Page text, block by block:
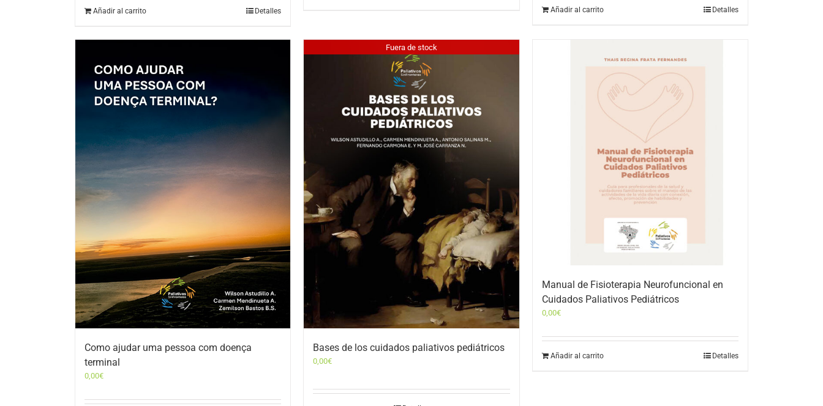
Añadir al carrito Detalles Añadir al carrito Detalles
Como ajudar uma pessoa com doença
terminal
0,00€
Fuera de stock
Bases de los cuidados paliativos pediátricos
0,00€
Manual de Fisioterapia Neurofuncional en
Cuidados Paliativos Pediátricos
0,00€
Añadir al carrito Detalles